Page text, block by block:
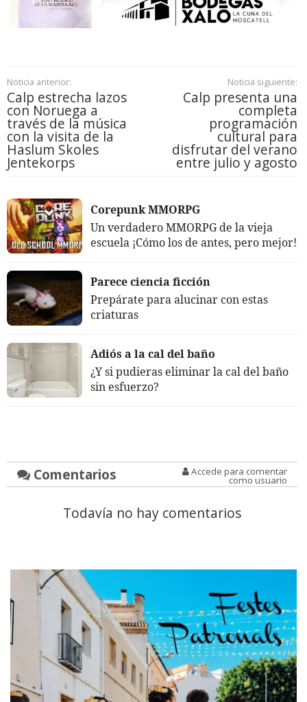
Noticia anterior:
Calp estrecha lazos
con Noruega a
través de la música
con la visita de la
Haslum Skoles
Jentekorps
Noticia siguiente:
Calp presenta una
completa
programación
cultural para
disfrutar del verano
entre julio y agosto
Corepunk MMORPG
Un verdadero MMORPG de la vieja
escuela ¡Cómo los de antes, pero mejor!
Parece ciencia ficción
Prepárate para alucinar con estas
criaturas
Adiós a la cal del baño
¿Y si pudieras eliminar la cal del baño
sin esfuerzo?
Comentarios Accede para comentar
como usuario
Todavía no hay comentarios